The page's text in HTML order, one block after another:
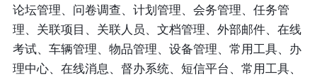
论坛管理、问卷调查、计划管理、会务管理、任务管
理、关联项目、关联人员、文档管理、外部邮件、在线
考试、车辆管理、物品管理、设备管理、常用工具、办
理中心、在线消息、督办系统、短信平台、常用工具、